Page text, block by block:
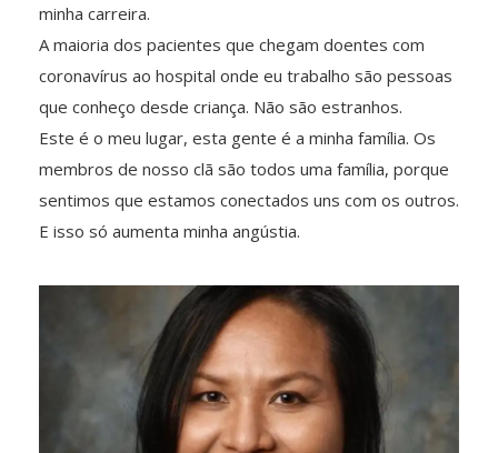
minha carreira.
A maioria dos pacientes que chegam doentes com
coronavírus ao hospital onde eu trabalho são pessoas
que conheço desde criança. Não são estranhos.
Este é o meu lugar, esta gente é a minha família. Os
membros de nosso clã são todos uma família, porque
sentimos que estamos conectados uns com os outros.
E isso só aumenta minha angústia.